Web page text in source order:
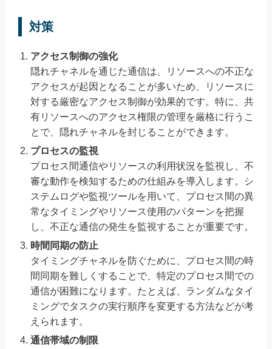
対策
アクセス制御の強化
隠れチャネルを通じた通信は、リソースへの不正な
アクセスが起因となることが多いため、リソースに
対する厳密なアクセス制御が効果的です。特に、共
有リソースへのアクセス権限の管理を厳格に行うこ
とで、隠れチャネルを封じることができます。
プロセスの監視
プロセス間通信やリソースの利用状況を監視し、不
審な動作を検知するための仕組みを導入します。シ
ステムログや監視ツールを用いて、プロセス間の異
常なタイミングやリソース使用のパターンを把握
し、不正な通信の発生を監視することが重要です。
時間同期の防止
タイミングチャネルを防ぐために、プロセス間の時
間同期を難しくすることで、特定のプロセス間での
通信が困難になります。たとえば、ランダムなタイ
ミングでタスクの実行順序を変更する方法などが考
えられます。
通信帯域の制限